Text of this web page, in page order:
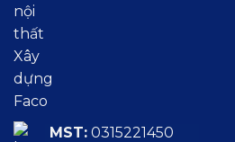
MST: 0315221450